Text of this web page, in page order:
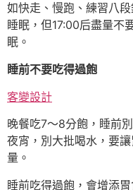
如快走、慢跑、練習八
睡眠，但17:00后盡量不
眠。
睡前不要吃得過飽
客變設計
晚餐吃7～8分飽，睡前
夜宵，別大批喝水，要
量。
睡前吃得過飽，會增添